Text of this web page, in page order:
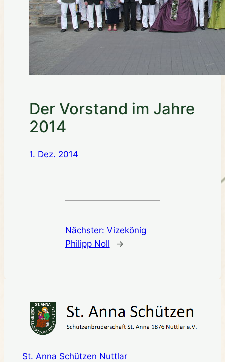
Der Vorstand im Jahre
2014
1. Dez. 2014
Nächster: Vizekönig
Philipp Noll
→
St. Anna Schützen Nuttlar